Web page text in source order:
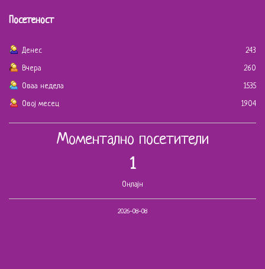
Посетеност
Денес
243
Вчера
260
Оваа недела
1535
Овој месец
1904
Моментално посетители
1
Онлајн
2026-08-08